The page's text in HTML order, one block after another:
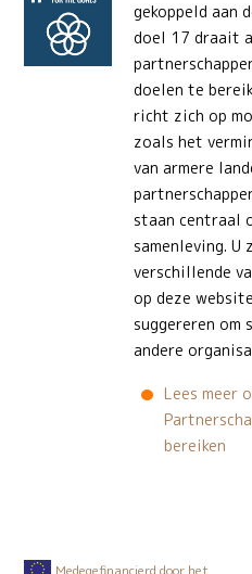
gekoppeld aan
doel 17 draait
doelen te
richt zich op
zoals het
van armere
staan ​​centraal
samenleving. U
verschillende
op deze
suggereren om
andere
Lees meer
bereiken